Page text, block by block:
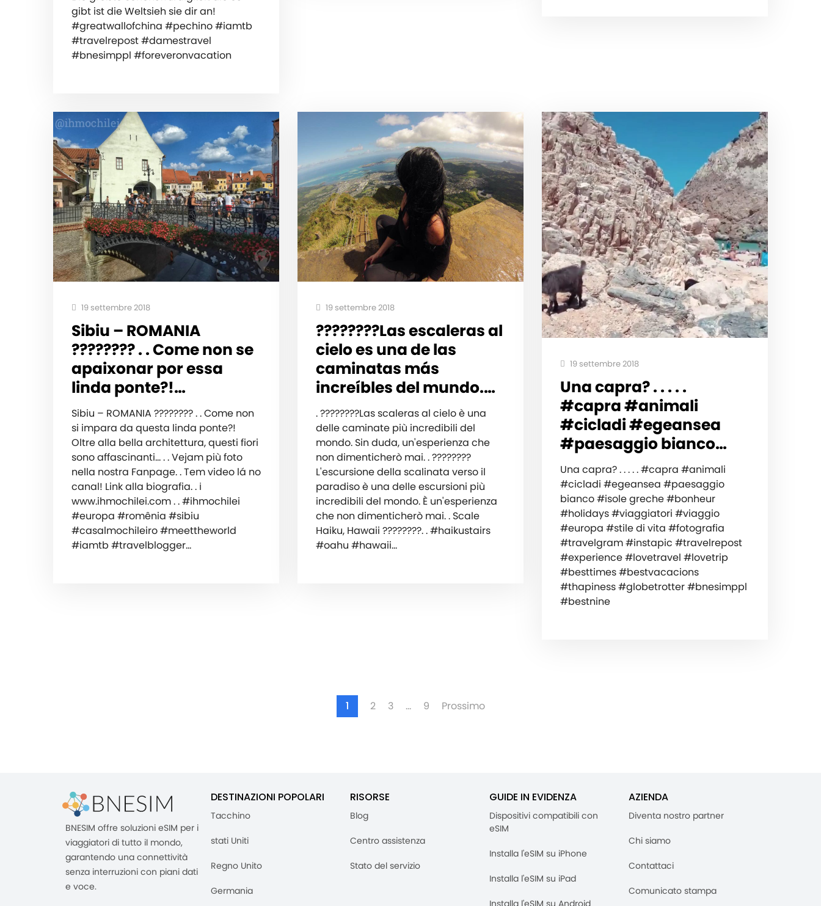
gibt ist die Weltsieh sie dir an!
#greatwallofchina #pechino #iamtb
#travelrepost #damestravel
#bnesimppl #foreveronvacation
19 settembre 2018
Sibiu – ROMANIA
???????? . . Come non se
apaixonar por essa
linda ponte?!…
Sibiu – ROMANIA ???????? . . Come non
si impara da questa linda ponte?!
Oltre alla bella architettura, questi fiori
sono affascinanti… . . Vejam più foto
nella nostra Fanpage. . Tem video lá no
canal! Link alla biografia. . ℹ️
www.ihmochilei.com . . #ihmochilei
#europa #romênia #sibiu
#casalmochileiro #meettheworld
#iamtb #travelblogger…
19 settembre 2018
????????Las escaleras al
cielo es una de las
caminatas más
increíbles del mundo.…
. ????????Las scaleras al cielo è una
delle caminate più incredibili del
mondo. Sin duda, un'esperienza che
non dimenticherò mai. . ????????
L'escursione della scalinata verso il
paradiso è una delle escursioni più
incredibili del mondo. È un'esperienza
che non dimenticherò mai. . Scale
Haiku, Hawaii ????????. . #haikustairs
#oahu #hawaii…
19 settembre 2018
Una capra? . . . . .
#capra #animali
#cicladi #egeansea
#paesaggio bianco…
Una capra? . . . . . #capra #animali
#cicladi #egeansea #paesaggio
bianco #isole greche #bonheur
#holidays #viaggiatori #viaggio
#europa #stile di vita #fotografia
#travelgram #instapic #travelrepost
#experience #lovetravel #lovetrip
#besttimes #bestvacacions
#thapiness #globetrotter #bnesimppl
#bestnine
1 2 3 … 9 Prossimo
BNESIM offre soluzioni eSIM per i
viaggiatori di tutto il mondo,
garantendo una connettività
senza interruzioni con piani dati
e voce.
DESTINAZIONI POPOLARI
Tacchino
stati Uniti
Regno Unito
Germania
RISORSE
Blog
Centro assistenza
Stato del servizio
GUIDE IN EVIDENZA
Dispositivi compatibili con
eSIM
Installa l'eSIM su iPhone
Installa l'eSIM su iPad
AZIENDA
Diventa nostro partner
Chi siamo
Contattaci
Comunicato stampa